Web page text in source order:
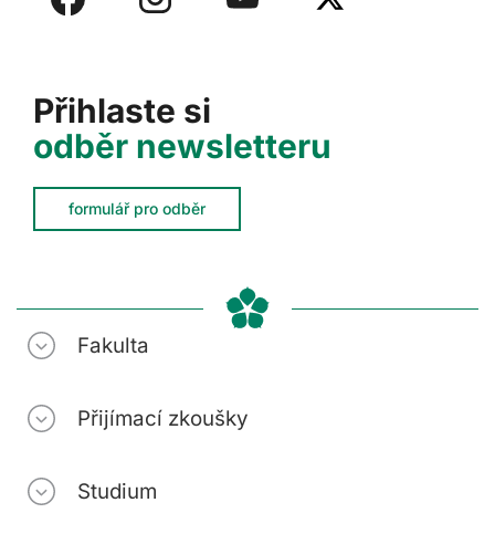
Přihlaste si
odběr newsletteru
formulář pro odběr
Fakulta
Přijímací zkoušky
Studium